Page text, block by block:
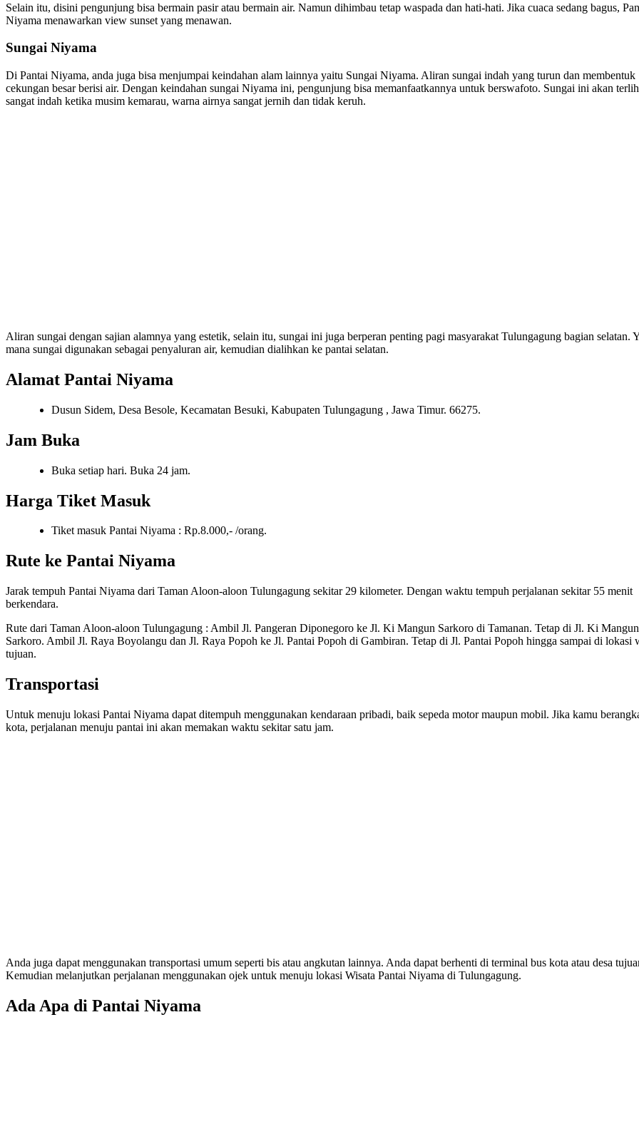
Selain itu, disini pengunjung bisa bermain pasir atau bermain air. Namun dihimbau tetap waspada dan hati-hati. Jika cuaca sedang bagus,
Niyama menawarkan view sunset yang menawan.
Sungai Niyama
Di Pantai Niyama, anda juga bisa menjumpai keindahan alam lainnya yaitu Sungai Niyama. Aliran sungai indah yang turun dan membentuk
cekungan besar berisi air. Dengan keindahan sungai Niyama ini, pengunjung bisa memanfaatkannya untuk berswafoto. Sungai ini akan
sangat indah ketika musim kemarau, warna airnya sangat jernih dan tidak keruh.
Aliran sungai dengan sajian alamnya yang estetik, selain itu, sungai ini juga berperan penting pagi masyarakat Tulungagung bagian selatan.
mana sungai digunakan sebagai penyaluran air, kemudian dialihkan ke pantai selatan.
Alamat Pantai Niyama
Dusun Sidem, Desa Besole, Kecamatan Besuki, Kabupaten Tulungagung , Jawa Timur. 66275.
Jam Buka
Buka setiap hari. Buka 24 jam.
Harga Tiket Masuk
Tiket masuk Pantai Niyama : Rp.8.000,- /orang.
Rute ke Pantai Niyama
Jarak tempuh Pantai Niyama dari Taman Aloon-aloon Tulungagung sekitar 29 kilometer. Dengan waktu tempuh perjalanan sekitar 55 menit
berkendara.
Rute dari Taman Aloon-aloon Tulungagung : Ambil Jl. Pangeran Diponegoro ke Jl. Ki Mangun Sarkoro di Tamanan. Tetap di Jl. Ki Mangun
Sarkoro. Ambil Jl. Raya Boyolangu dan Jl. Raya Popoh ke Jl. Pantai Popoh di Gambiran. Tetap di Jl. Pantai Popoh hingga sampai di lokasi
tujuan.
Transportasi
Untuk menuju lokasi Pantai Niyama dapat ditempuh menggunakan kendaraan pribadi, baik sepeda motor maupun mobil. Jika kamu
kota, perjalanan menuju pantai ini akan memakan waktu sekitar satu jam.
Anda juga dapat menggunakan transportasi umum seperti bis atau angkutan lainnya. Anda dapat berhenti di terminal bus kota atau desa
Kemudian melanjutkan perjalanan menggunakan ojek untuk menuju lokasi Wisata Pantai Niyama di Tulungagung.
Ada Apa di Pantai Niyama